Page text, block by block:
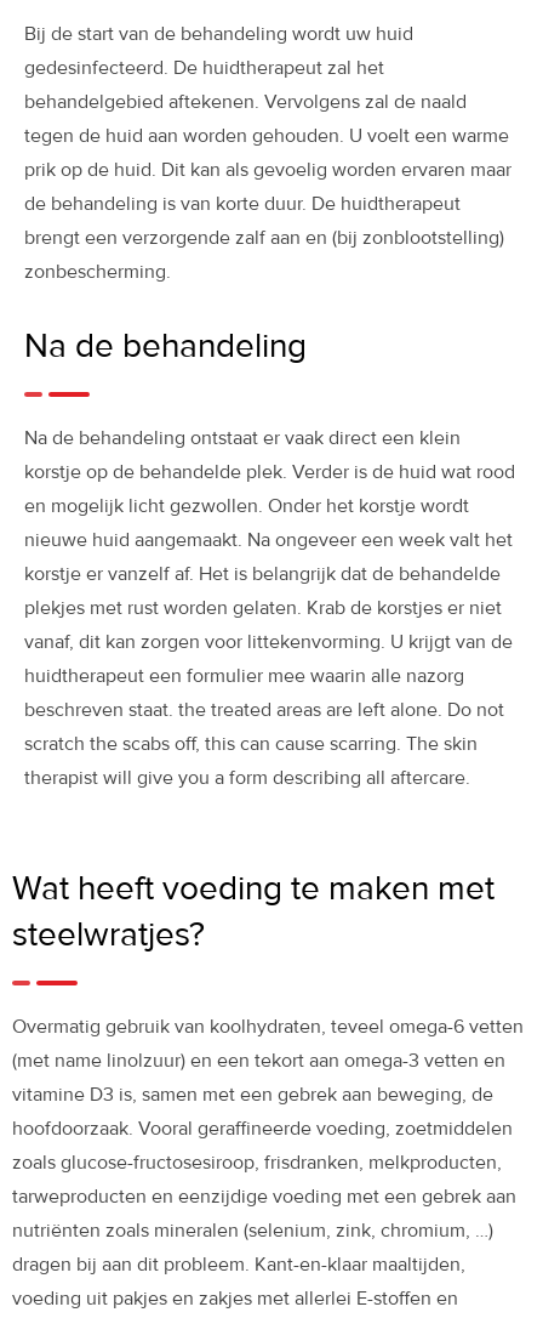
Bij de start van de behandeling wordt uw huid
gedesinfecteerd. De huidtherapeut zal het
behandelgebied aftekenen. Vervolgens zal de naald
tegen de huid aan worden gehouden. U voelt een warme
prik op de huid. Dit kan als gevoelig worden ervaren maar
de behandeling is van korte duur. De huidtherapeut
brengt een verzorgende zalf aan en (bij zonblootstelling)
zonbescherming.
Na de behandeling
Na de behandeling ontstaat er vaak direct een klein
korstje op de behandelde plek. Verder is de huid wat rood
en mogelijk licht gezwollen. Onder het korstje wordt
nieuwe huid aangemaakt. Na ongeveer een week valt het
korstje er vanzelf af. Het is belangrijk dat de behandelde
plekjes met rust worden gelaten. Krab de korstjes er niet
vanaf, dit kan zorgen voor littekenvorming. U krijgt van de
huidtherapeut een formulier mee waarin alle nazorg
beschreven staat. the treated areas are left alone. Do not
scratch the scabs off, this can cause scarring. The skin
therapist will give you a form describing all aftercare.
Wat heeft voeding te maken met
steelwratjes?
Overmatig gebruik van koolhydraten, teveel omega-6 vetten
(met name linolzuur) en een tekort aan omega-3 vetten en
vitamine D3 is, samen met een gebrek aan beweging, de
hoofdoorzaak. Vooral geraffineerde voeding, zoetmiddelen
zoals glucose-fructosesiroop, frisdranken, melkproducten,
tarweproducten en eenzijdige voeding met een gebrek aan
nutriënten zoals mineralen (selenium, zink, chromium, …)
dragen bij aan dit probleem. Kant-en-klaar maaltijden,
voeding uit pakjes en zakjes met allerlei E-stoffen en